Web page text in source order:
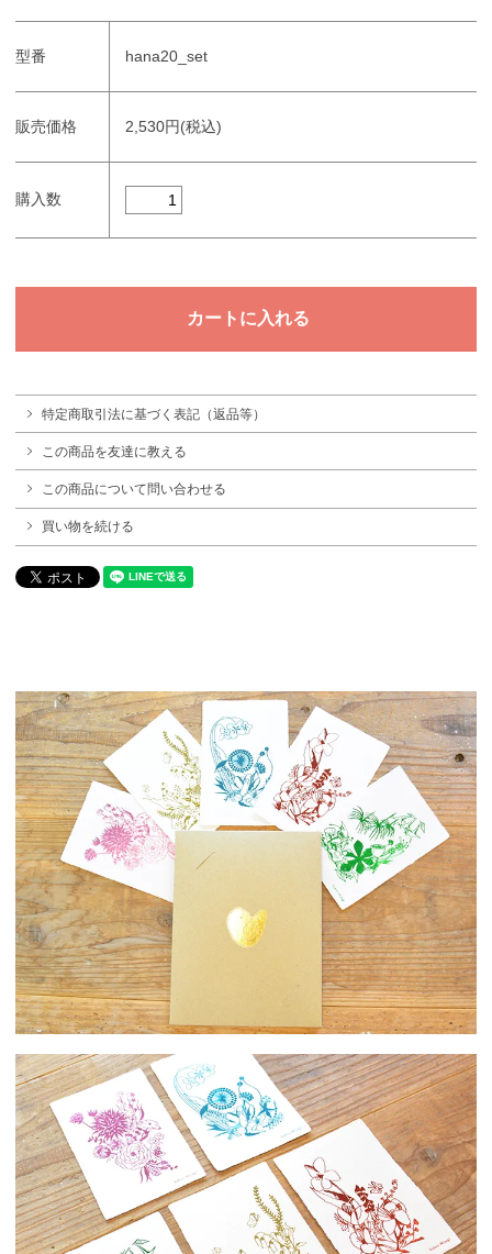
型番 hana20_set
販売価格 2,530円(税込)
購入数
特定商取引法に基づく表記（返品等）
この商品を友達に教える
この商品について問い合わせる
買い物を続ける